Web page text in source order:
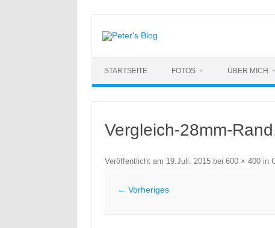
springen
STARTSEITE FOTOS ÜBER MICH
Vergleich-28mm-
Veröffentlicht am 19.Juli. 2015bei 600 × 400in
← Vorheriges